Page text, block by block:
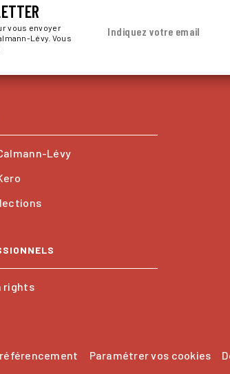
vous envoyer
Lévy. Vous
Indiquez votre email
Lévy
rights
Paramétrer vos cookies